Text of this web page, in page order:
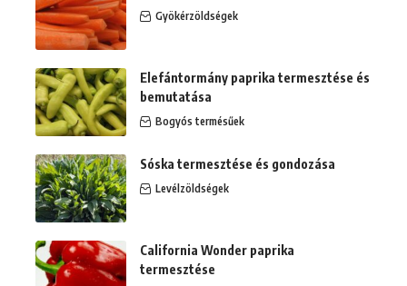
Gyökérzöldségek
Elefántormány paprika termesztése és
bemutatása
Bogyós termésűek
Sóska termesztése és gondozása
Levélzöldségek
California Wonder paprika
termesztése